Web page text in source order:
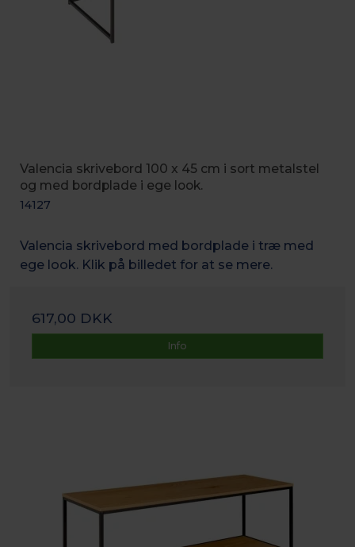
Valencia skrivebord 100 x 45 cm i sort metalstel
og med bordplade i ege look.
14127
Valencia skrivebord med bordplade i træ med
ege look. Klik på billedet for at se mere.
617,00 DKK
Info